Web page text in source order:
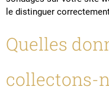
le distinguer
Quelles
collectons-